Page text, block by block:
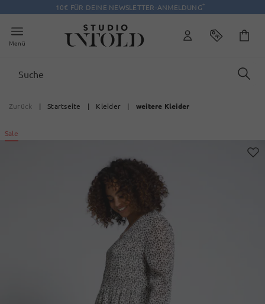
10€ FÜR DEINE NEWSLETTER-ANMELDUNG*
Menü
Zurück | Startseite | Kleider | weitere Kleider
Sale